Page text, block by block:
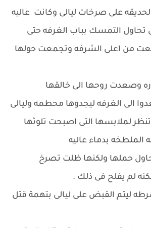
على صرخات ليالى وكانت عاليه
تحاول التمسك بباب الغرفه حتى
من اعلى الشرفه وتجمعت حولها
وصعدت روحها الى خالقها
الى الغرفه ليجدوها محطمه وليالى
لملابسها التى اصبحت تلوثها
الملطخه بدماء عاليه
حملها ولكنها ظلت تصرخ
لم يفلح فى ذلك .
ليتم القبض على ليالى بتهمة قتل